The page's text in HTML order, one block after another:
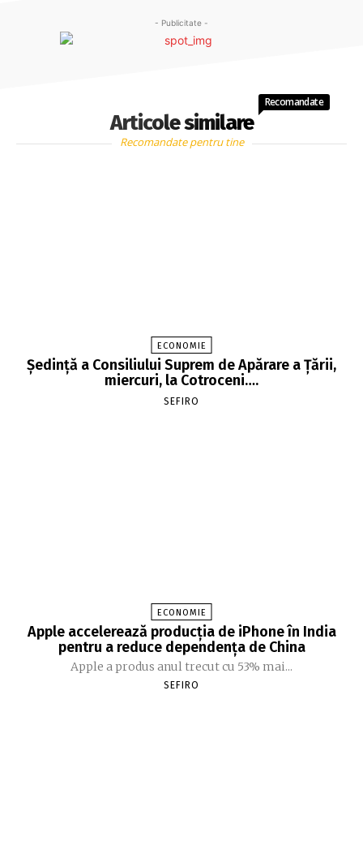
- Publicitate -
Articole similare
Recomandate
Recomandate pentru tine
ECONOMIE
Şedinţă a Consiliului Suprem de Apărare a Ţării,
miercuri, la Cotroceni….
SEFIRO
ECONOMIE
Apple accelerează producția de iPhone în India
pentru a reduce dependența de China
Apple a produs anul trecut cu 53% mai...
SEFIRO